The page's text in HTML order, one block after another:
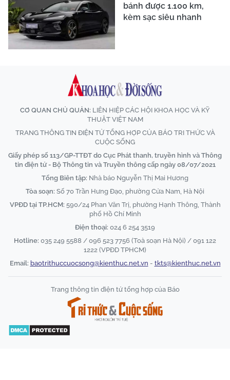
bánh được 1.100 km,
kèm sạc siêu nhanh
CƠ QUAN CHỦ QUẢN: LIÊN HIỆP CÁC HỘI KHOA HỌC VÀ KỸ
THUẬT VIỆT NAM
TRANG THÔNG TIN ĐIỆN TỬ TỔNG HỢP CỦA BÁO TRI THỨC VÀ
CUỘC SỐNG
Giấy phép số 113/GP-TTĐT do Cục Phát thanh, truyền hình và Thông
tin điện tử - Bộ Thông tin và Truyền thông cấp ngày 08/07/2021
Tổng Biên tập: Nhà báo Nguyễn Thị Mai Hương
Tòa soạn: Số 70 Trần Hưng Đạo, phường Cửa Nam, Hà Nội
VPĐD tại TP.HCM: 590/24 Phan Văn Trị, phường Hạnh Thông, Thành
phố Hồ Chí Minh
Điện thoại: 024 6 254 3519
Hotline: 035 249 5588 / 096 523 7756 (Toà soạn Hà Nội) / 091 122
1222 (VPĐD TPHCM)
Email: baotrithuccuocsong@kienthuc.net.vn - tkts@kienthuc.net.vn
Trang thông tin điện tử tổng hợp của Báo